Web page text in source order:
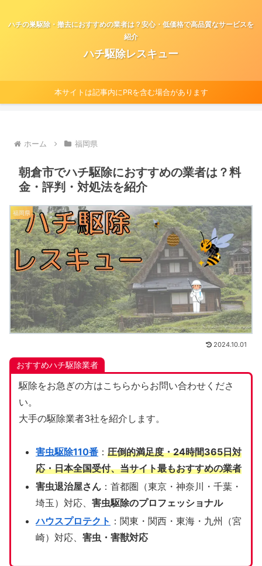
ハチの巣駆除・撤去におすすめの業者は？安心・低価格で高品質なサービスを
紹介
ハチ駆除レスキュー
本サイトは記事内にPRを含む場合があります
ホーム 福岡県
朝倉市でハチ駆除におすすめの業者は？料
金・評判・対処法を紹介
福岡県
2024.10.01
おすすめハチ駆除業者
駆除をお急ぎの方はこちらからお問い合わせくださ
い。
大手の駆除業者3社を紹介します。
害虫駆除110番： 圧倒的満足度・24時間365日対
応・日本全国受付、当サイト最もおすすめの業者
害虫退治屋さん：首都圏（東京・神奈川・千葉・
埼玉）対応、 害虫駆除のプロフェッショナル
ハウスプロテクト ：関東・関西・東海・九州（宮
崎）対応、 害虫・害獣対応